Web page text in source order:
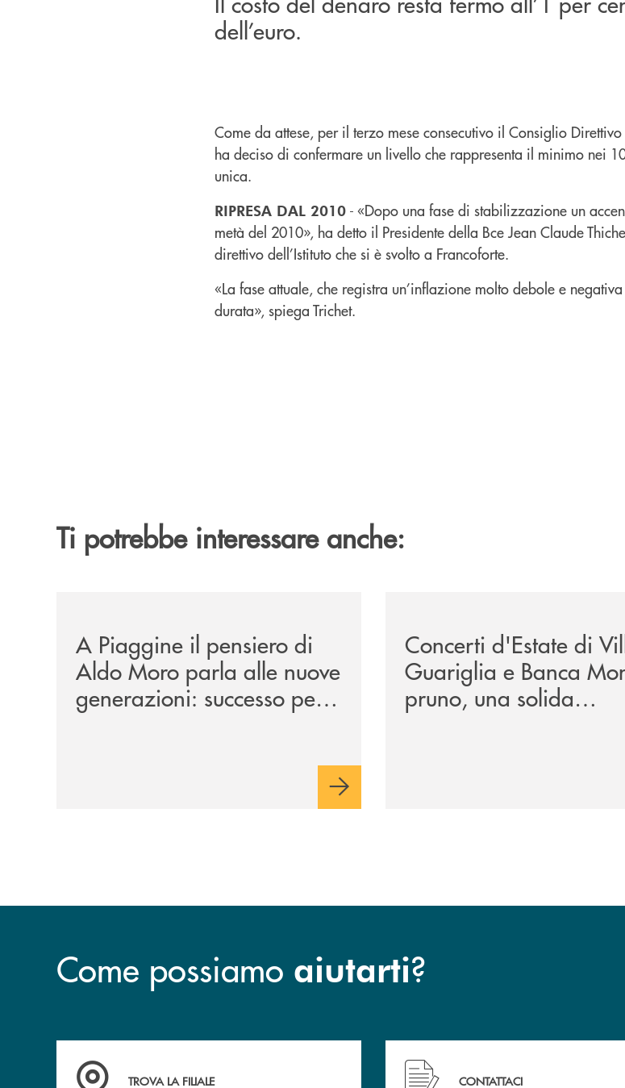
dell’euro.
Come da attese, per il terzo mese consecutivo il Consiglio
ha deciso di confermare un livello che rappresenta il minimo nei
unica.
RIPRESA DAL 2010 - «Dopo una fase di stabilizzazione un
metà del 2010», ha detto il Presidente della Bce Jean Claude
direttivo dell’Istituto che si è svolto a Francoforte.
«La fase attuale, che registra un’inflazione molto debole e
durata», spiega Trichet.
Ti potrebbe interessare anche:
A Piaggine il pensiero di
Aldo Moro parla alle nuove
generazioni: successo per
l’iniziativa della Banca
Concerti d'Estate di
Guariglia e Banca
pruno, una solida
collaborazione anche
Come possiamo aiutarti?
Accedi all' elenco completo&nbsp; delle&nbsp; filiali&nbsp; di Banca Monte Pruno
TROVA LA FILIALE
Hai bisogno di assistenza
CONTATTACI